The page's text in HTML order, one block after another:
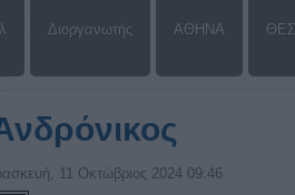
Διοργανωτής ΑΘΗΝΑ
11 Οκτώβριος 2024 09:46